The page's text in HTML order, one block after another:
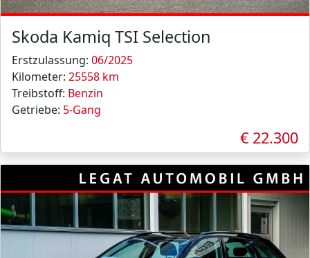
Skoda Kamiq TSI Selection
Erstzulassung: 06/2025
Kilometer: 25558 km
Treibstoff: Benzin
Getriebe: 5-Gang
€ 22.300